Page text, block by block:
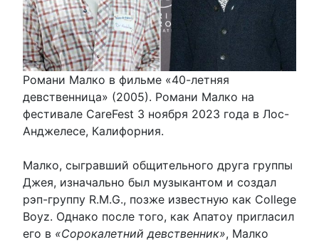
Романи Малко в фильме «40-летняя
девственница» (2005). Романи Малко на
фестивале CareFest 3 ноября 2023 года в Лос-
Анджелесе, Калифорния.
Малко, сыгравший общительного друга группы
Джея, изначально был музыкантом и создал
рэп-группу R.M.G., позже известную как College
Boyz. Однако после того, как Апатоу пригласил
его в «Сорокалетний девственник», Малко